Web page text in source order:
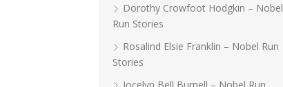
Dorothy Crowfoot Hodgkin – Nobel
Run Stories
Rosalind Elsie Franklin – Nobel Run
Stories
Jocelyn Bell Burnell – Nobel Run